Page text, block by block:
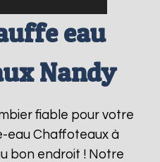
eau
Nandy
fiable pour votre
eau Chaffoteaux à
bon endroit ! Notre